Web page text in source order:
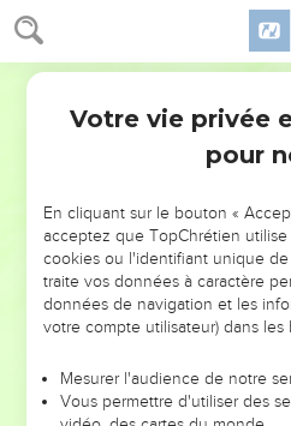
NE MANQUEZ PAS
DE
ET SI LEURS ERREURS
leur foi ou leur vision. Mais on voit
et les saisons difficiles qu'ils ont
Votre vie privée
pour
En cliquant sur le bouton «
acceptez que TopChrétien
cookies ou l'identifiant unique
traite vos données à caractère
données de navigation et les
votre compte utilisateur) dans les
Mesurer l'audience de notre
Vous permettre d'utiliser des